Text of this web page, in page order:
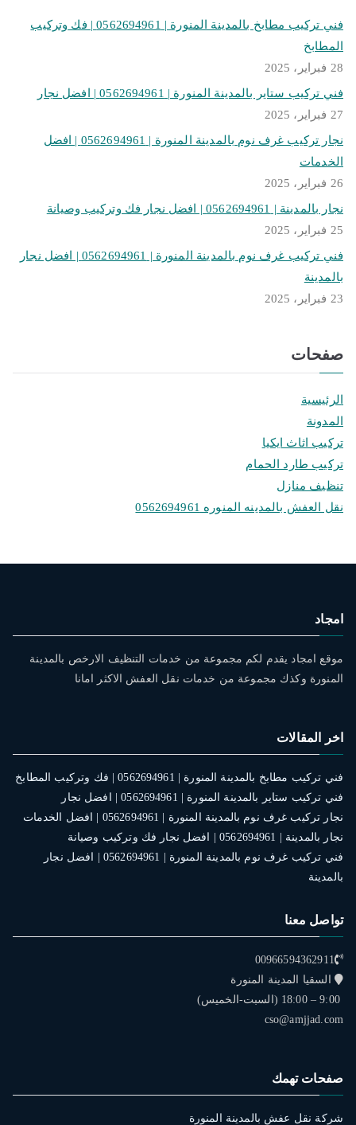
فني تركيب مطابخ بالمدينة المنورة | 0562694961 | فك وتركيب
المطابخ
28 فبراير، 2025
فني تركيب ستاير بالمدينة المنورة | 0562694961 | افضل نجار
27 فبراير، 2025
نجار تركيب غرف نوم بالمدينة المنورة | 0562694961 | افضل
الخدمات
26 فبراير، 2025
نجار بالمدينة | 0562694961 | افضل نجار فك وتركيب وصيانة
25 فبراير، 2025
فني تركيب غرف نوم بالمدينة المنورة | 0562694961 | افضل نجار
بالمدينة
23 فبراير، 2025
صفحات
الرئيسية
المدونة
تركيب اثاث ايكيا
تركيب طارد الحمام
تنظيف منازل
نقل العفش بالمدينه المنوره 0562694961
امجاد
موقع امجاد يقدم لكم مجموعة من خدمات التنظيف الارخص بالمدينة
المنورة وكذك مجموعة من خدمات نقل العفش الاكثر امانا
اخر المقالات
فني تركيب مطابخ بالمدينة المنورة | 0562694961 | فك وتركيب المطابخ
فني تركيب ستاير بالمدينة المنورة | 0562694961 | افضل نجار
نجار تركيب غرف نوم بالمدينة المنورة | 0562694961 | افضل الخدمات
نجار بالمدينة | 0562694961 | افضل نجار فك وتركيب وصيانة
فني تركيب غرف نوم بالمدينة المنورة | 0562694961 | افضل نجار
بالمدينة
تواصل معنا
00966594362911
السقيا المدينة المنورة
9:00 – 18:00 (السبت-الخميس)
cso@amjjad.com
صفحات تهمك
شركة نقل عفش بالمدينة المنورة